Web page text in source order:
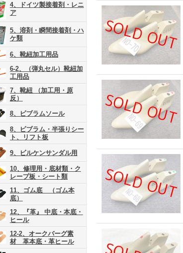
4、ドイツ製接着剤・レニ
ア
5、溶剤・瞬間接着剤・ハ
ケ類
6、靴紐加工用品
6-2、（弾丸セル）靴紐加
工用品
7、靴紐 （加工用・原
反）
8、ビブラムソール
8、ビブラム・半張りシー
ト、リフト板
9、ビルケンサンダル用
10、修理用・底材類・ク
レープ板・シート類
11、ゴム底 （ゴム本
底）
12、『革』 中底・本底・
ヒール
12-2、オークバーグ素
材 革本底・革ヒール